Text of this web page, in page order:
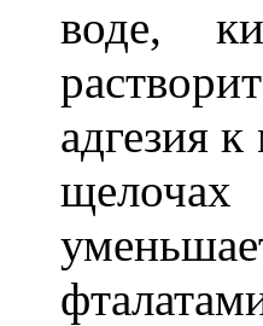
воде,
адгезия
щелочах